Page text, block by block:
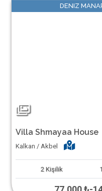
DENIZ
Villa Shmayaa House
Kalkan / Akbel
2 Kişilik 1